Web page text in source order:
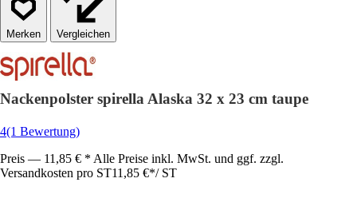
Vergleichen
Nackenpolster spirella Alaska 32 x 23 cm taupe
4(1 Bewertung)
Preis — 11,85 € * Alle Preise inkl. MwSt. und ggf. zzgl.
Versandkosten pro ST11,85 €*/ ST